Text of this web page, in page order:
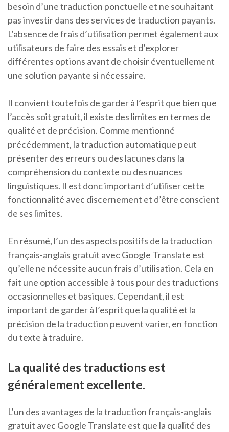
besoin d’une traduction ponctuelle et ne souhaitant
pas investir dans des services de traduction payants.
L’absence de frais d’utilisation permet également aux
utilisateurs de faire des essais et d’explorer
différentes options avant de choisir éventuellement
une solution payante si nécessaire.
Il convient toutefois de garder à l’esprit que bien que
l’accès soit gratuit, il existe des limites en termes de
qualité et de précision. Comme mentionné
précédemment, la traduction automatique peut
présenter des erreurs ou des lacunes dans la
compréhension du contexte ou des nuances
linguistiques. Il est donc important d’utiliser cette
fonctionnalité avec discernement et d’être conscient
de ses limites.
En résumé, l’un des aspects positifs de la traduction
français-anglais gratuit avec Google Translate est
qu’elle ne nécessite aucun frais d’utilisation. Cela en
fait une option accessible à tous pour des traductions
occasionnelles et basiques. Cependant, il est
important de garder à l’esprit que la qualité et la
précision de la traduction peuvent varier, en fonction
du texte à traduire.
La qualité des traductions est
généralement excellente.
L’un des avantages de la traduction français-anglais
gratuit avec Google Translate est que la qualité des